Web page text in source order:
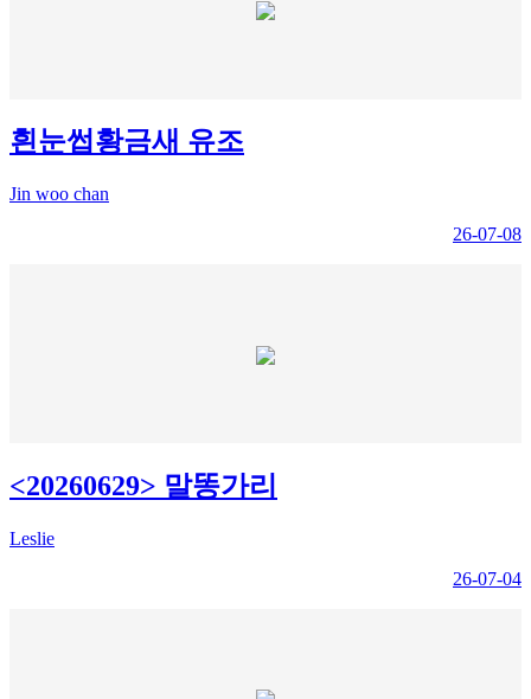
흰눈썹황금새 유조
Jin woo chan
26-07-08
<20260629> 말똥가리
Leslie
26-07-04